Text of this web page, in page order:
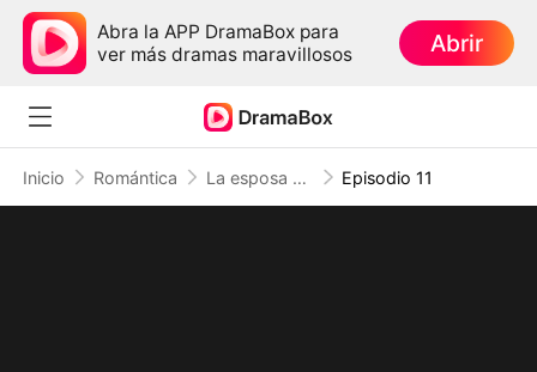
Abra la APP DramaBox para
ver más dramas maravillosos
Abrir
Inicio Romántica La esposa del magnate inválido Episodio 11